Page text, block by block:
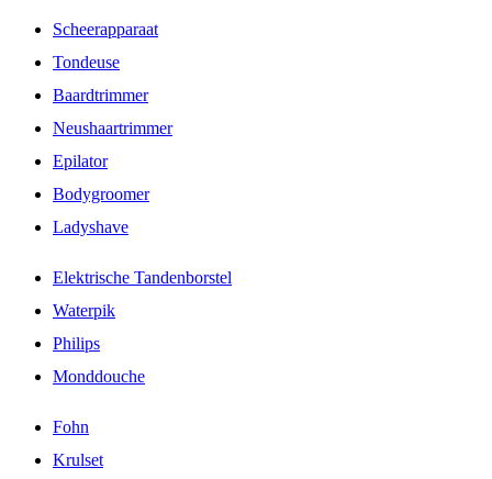
Scheerapparaat
Tondeuse
Baardtrimmer
Neushaartrimmer
Epilator
Bodygroomer
Ladyshave
Elektrische Tandenborstel
Waterpik
Philips
Monddouche
Fohn
Krulset